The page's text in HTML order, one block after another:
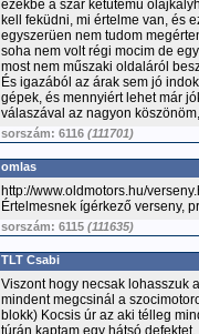
ezekbe a szar kétütemü
kell feküdni, mi értelme van, és
egyszerüen nem tudom
soha nem volt régi mocim de
most nem műszaki oldaláról
És igazából az árak sem jó
gépek, és mennyiért lehet már
válaszával az nagyon
sorszám: 6116 (111701)
omlas
http://www.oldmotors.hu/
Értelmesnek ígérkező verseny,
sorszám: 6115 (111635)
TLT Csabi
Viszont hogy necsak lohasszuk
mindent megcsinál a
blokk) Kocsis úr az aki télleg
túrán kaptam egy hátsó